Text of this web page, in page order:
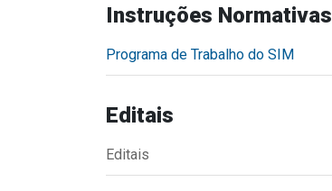
Transparência
Portal da Transparência
Instruções Normativas
Programa de Trabalho do SIM
Editais
Editais